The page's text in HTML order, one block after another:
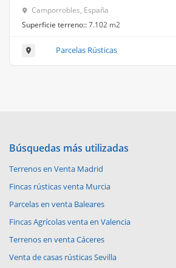
Camporrobles, España
Superficie terreno::7.102 m2
Parcelas Rústicas
Búsquedas más utilizadas
Terrenos en Venta Madrid
Fincas rústicas venta Murcia
Parcelas en venta Baleares
Fincas Agrícolas venta en Valencia
Terrenos en venta Cáceres
Venta de casas rústicas Sevilla